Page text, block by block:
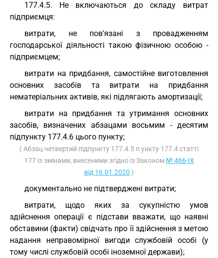
177.4.5. Не включаються до складу витрат
підприємця:
витрати, не пов’язані з провадженням
господарської діяльності такою фізичною особою -
підприємцем;
витрати на придбання, самостійне виготовлення
основних засобів та витрати на придбання
нематеріальних активів, які підлягають амортизації;
витрати на придбання та утримання основних
засобів, визначених абзацами восьмим - десятим
підпункту 177.4.6 цього пункту;
( Абзац четвертий підпункту 177.4.5 п ункту 177.4 статті
177 із змінами, внесеними згідно із Законом № 466-IX
від 16.01.2020 )
документально не підтверджені витрати;
витрати, щодо яких за сукупністю умов
здійснення операції є підстави вважати, що наявні
обставини (факти) свідчать про її здійснення з метою
надання неправомірної вигоди службовій особі (у
тому числі службовій особі іноземної держави);